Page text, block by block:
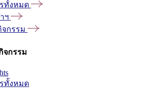
ทั้งหมด
ฯ
กรรม
จกรรม
ทั้งหมด